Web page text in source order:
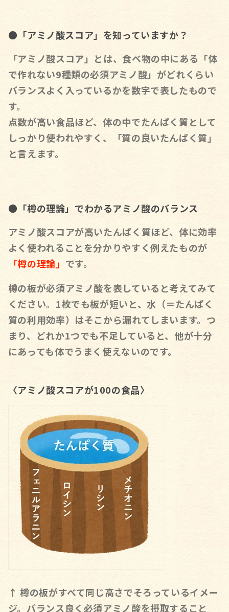
●「アミノ酸スコア」を知っていますか？
「アミノ酸スコア」とは、食べ物の中にある「体
で作れない9種類の必須アミノ酸」がどれくらい
バランスよく入っているかを数字で表したもので
す。
点数が高い食品ほど、体の中でたんぱく質として
しっかり使われやすく、「質の良いたんぱく質」
と言えます。
●「樽の理論」でわかるアミノ酸のバランス
アミノ酸スコアが高いたんぱく質ほど、体に効率
よく使われることを分かりやすく例えたものが
「樽の理論」 です。
樽の板が必須アミノ酸を表していると考えてみて
ください。1枚でも板が短いと、水（＝たんぱく
質の利用効率）はそこから漏れてしまいます。つ
まり、 どれか1つでも不足していると、他が十分
にあっても体でうまく使えないのです。
〈アミノ酸スコアが100の食品〉
↑ 樽の板がすべて同じ高さでそろっているイメー
ジ。バランス良く必須アミノ酸を摂取すること